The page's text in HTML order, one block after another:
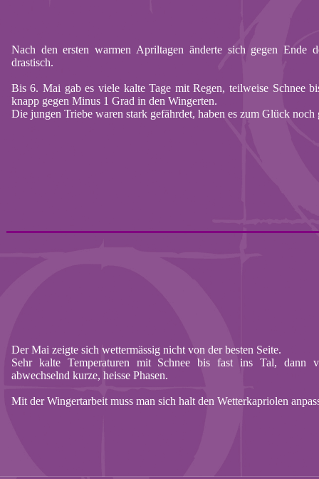
Nach den ersten warmen Apriltagen änderte sich gegen Ende
drastisch.
Bis 6. Mai gab es viele kalte Tage mit Regen, teilweise Schnee
knapp gegen Minus 1 Grad in den Wingerten.
Die jungen Triebe waren stark gefährdet, haben es zum Glück noch
Der Mai zeigte sich wettermässignicht von der besten Seite.
Sehr kalte Temperaturen mit Schnee bis fast ins Tal, dann
abwechselnd kurze, heissePhasen.
Mit derWingertarbeitmuss man sich halt den Wetterkapriolen